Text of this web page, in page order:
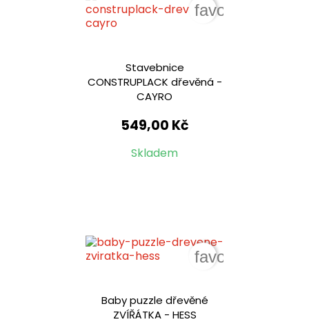
Stavebnice
CONSTRUPLACK dřevěná -
CAYRO
549,00 Kč
Skladem
favorite_border
Baby puzzle dřevěné
ZVÍŘÁTKA - HESS
favorite_border